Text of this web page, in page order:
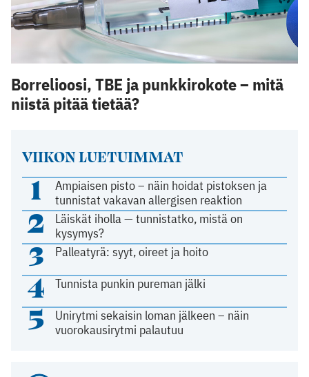
VIIKON LUETUIMMAT
1
Ampiaisen pisto – näin hoidat pistoksen ja
tunnistat vakavan allergisen reaktion
2
Läiskät iholla — tunnistatko, mistä on
kysymys?
3 Palleatyrä: syyt, oireet ja hoito
4 Tunnista punkin pureman jälki
5
Unirytmi sekaisin loman jälkeen – näin
vuorokausirytmi palautuu
Borrelioosi, TBE ja punkkirokote – mitä
niistä pitää tietää?